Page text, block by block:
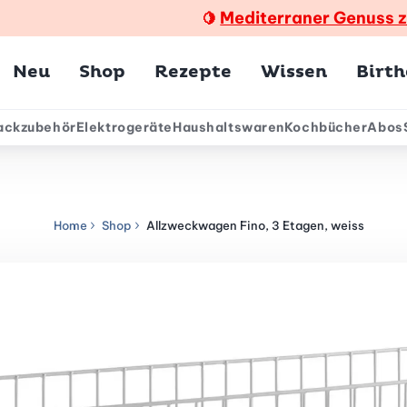
🍋 Mediterraner Genuss
Neu Shop Rezepte Wissen
ElektrogeräteHaushaltswarenKochbücherAbos
Home Shop Allzweckwagen Fino, 3 Etagen, weiss